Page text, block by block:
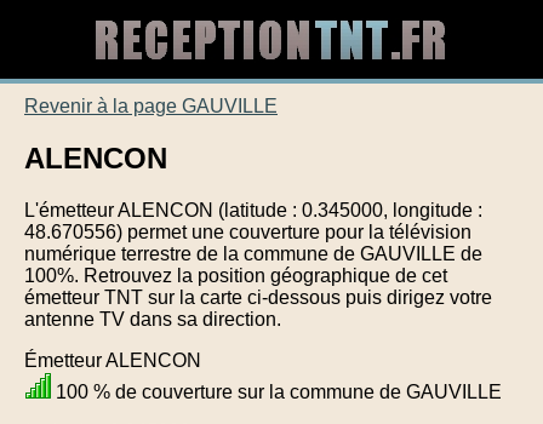
Revenir à la page GAUVILLE
ALENCON
L'émetteur ALENCON (latitude : 0.345000, longitude :
48.670556) permet une couverture pour la télévision
numérique terrestre de la commune de GAUVILLE de
100%. Retrouvez la position géographique de cet
émetteur TNT sur la carte ci-dessous puis dirigez votre
antenne TV dans sa direction.
Émetteur ALENCON
100 % de couverture sur la commune de GAUVILLE